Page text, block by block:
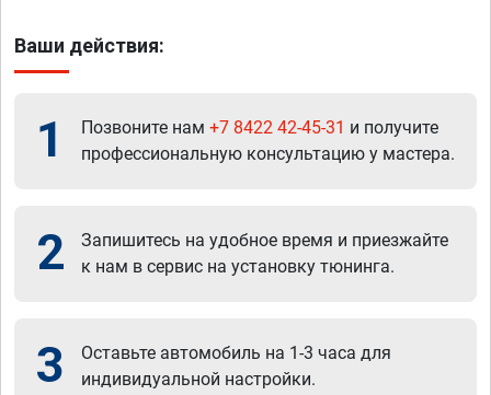
Ваши действия:
1 Позвоните нам +7 8422 42-45-31 и получите
профессиональную консультацию у мастера.
2
Запишитесь на удобное время и приезжайте
к нам в сервис на установку тюнинга.
3
Оставьте автомобиль на 1-3 часа для
индивидуальной настройки.